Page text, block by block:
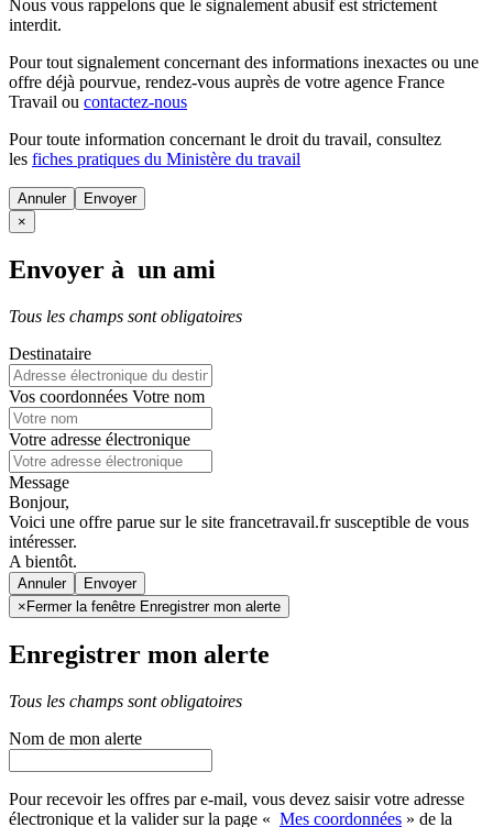
Nous vous rappelons que le signalement abusif est strictement
interdit.
Pour tout signalement concernant des informations inexactes ou une
offre déjà pourvue, rendez-vous auprès de votre agence France
Travail ou contactez-nous
Pour toute information concernant le droit du travail, consultez
les fiches pratiques du Ministère du travail
Annuler
×
Envoyer à un ami
Tous les champs sont obligatoires
Destinataire
Vos coordonnées Votre nom
Votre adresse électronique
Message
Bonjour,
Voici une offre parue sur le site francetravail.fr susceptible de vous
intéresser.
A bientôt.
Annuler
× Fermer la fenêtre Enregistrer mon alerte
Enregistrer mon alerte
Tous les champs sont obligatoires
Nom de mon alerte
Pour recevoir les offres par e-mail, vous devez saisir votre adresse
électronique et la valider sur la page « Mes coordonnées » de la